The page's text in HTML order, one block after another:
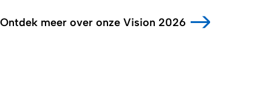
Ontdek meer over onze Vision 2026